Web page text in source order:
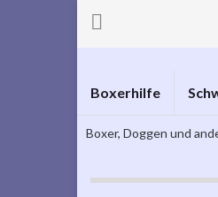
Boxerhilfe
Boxer, Doggen und